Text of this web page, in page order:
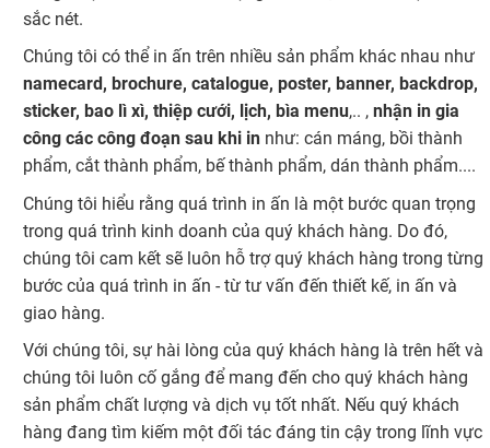
sắc nét.
Chúng tôi có thể in ấn trên nhiều sản phẩm khác nhau như
namecard, brochure, catalogue, poster, banner, backdrop,
sticker, bao lì xì, thiệp cưới, lịch, bìa menu,.. , nhận in gia
công các công đoạn sau khi in như: cán máng, bồi thành
phẩm, cắt thành phẩm, bế thành phẩm, dán thành phẩm....
Chúng tôi hiểu rằng quá trình in ấn là một bước quan trọng
trong quá trình kinh doanh của quý khách hàng. Do đó,
chúng tôi cam kết sẽ luôn hỗ trợ quý khách hàng trong từng
bước của quá trình in ấn - từ tư vấn đến thiết kế, in ấn và
giao hàng.
Với chúng tôi, sự hài lòng của quý khách hàng là trên hết và
chúng tôi luôn cố gắng để mang đến cho quý khách hàng
sản phẩm chất lượng và dịch vụ tốt nhất. Nếu quý khách
hàng đang tìm kiếm một đối tác đáng tin cậy trong lĩnh vực